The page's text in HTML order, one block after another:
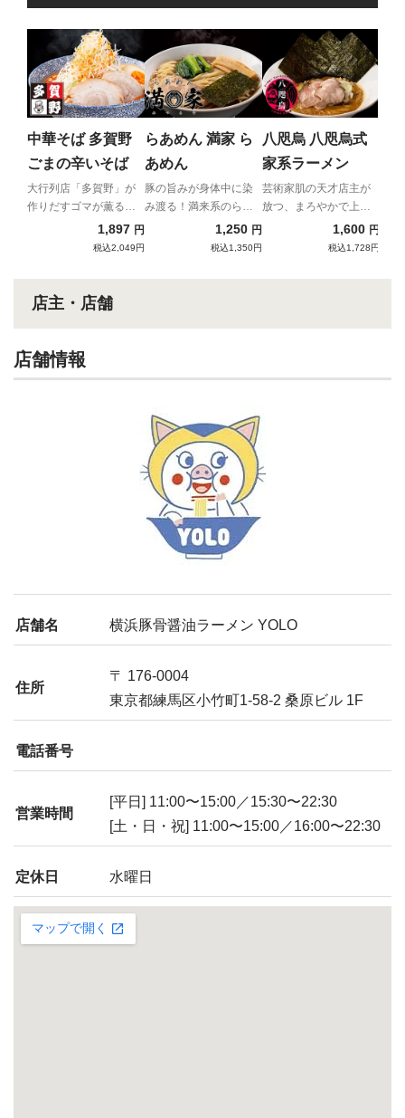
中華そば 多賀野
ごまの辛いそば
大行列店「多賀野」が
作りだすゴマが薫る辛
1,897 円
税込2,049円
らあめん 満家 ら
あめん
豚の旨みが身体中に染
み渡る！満来系のらあ
めんが新登場！1,250 円
税込1,350円
八咫烏 八咫烏式
家系ラーメン
芸術家肌の天才店主が
放つ、まろやかで上品
なハイクオリティ家
1,600 円
税込1,728円
店主・店舗
店舗情報
店舗名 横浜豚骨醤油ラーメン YOLO
住所
〒 176-0004
東京都練馬区小竹町1-58-2 桑原ビル 1F
電話番号
営業時間
[平日] 11:00〜15:00／15:30〜22:30
[土・日・祝] 11:00〜15:00／16:00〜22:30
定休日 水曜日